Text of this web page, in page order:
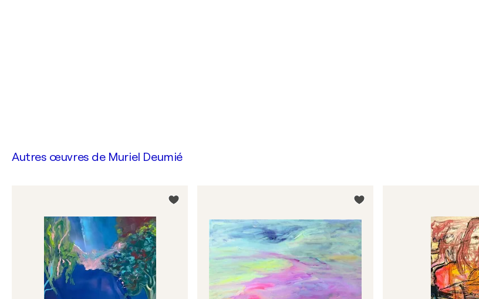
Autres œuvres de Muriel Deumié